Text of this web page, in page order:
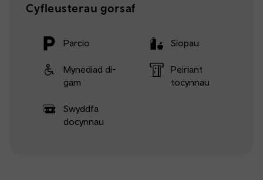
Cyfleusterau gorsaf
Parcio Siopau
Mynediad di-
gam
Peiriant
tocynnau
Swyddfa
docynnau